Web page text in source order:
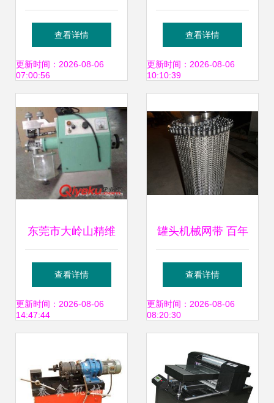
试验机 皮革机械中
的可靠性能测试专
查看详情
更新时间：2026-08-06
07:00:56
备产品列表及皮革
机械介绍
查看详情
更新时间：2026-08-06
10:10:39
东莞市大岭山精维
皮革机械配件店 专
业提供上胶、过胶
厂直销，质量保证
查看详情
更新时间：2026-08-06
14:47:44
罐头机械网带 百年
榜样晨源，赋能纺
织皮革加工新篇章
查看详情
更新时间：2026-08-06
08:20:30